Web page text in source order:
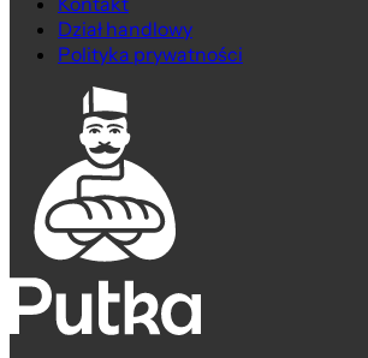
Dział handlowy
Polityka prywatności